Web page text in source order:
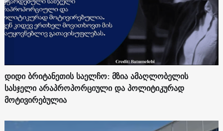
დიდი ბრიტანეთის საელჩო: მზია ამაღლობელის
სასჯელი არაპროპორციული და პოლიტიკურად
მოტივირებულია